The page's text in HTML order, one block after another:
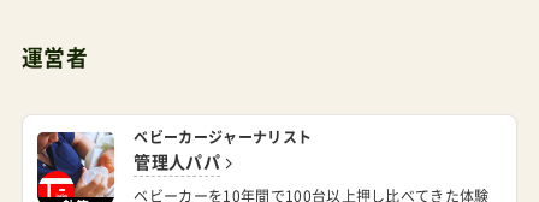
運営者
ベビーカージャーナリスト
管理人パパ
ベビーカーを10年間で100台以上押し比べてきた体験